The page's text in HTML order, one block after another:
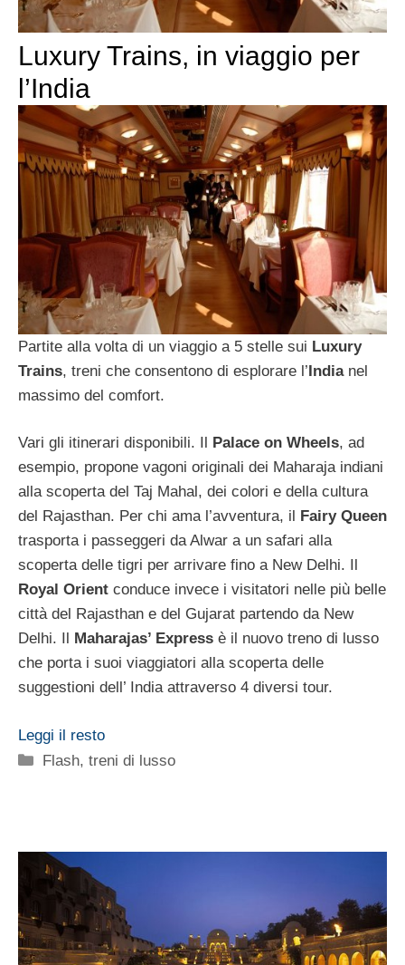
Luxury Trains, in viaggio per
l’India
Partite alla volta di un viaggio a 5 stelle sui Luxury
Trains, treni che consentono di esplorare l’Indianel
massimo del comfort.
Vari gli itinerari disponibili. Il Palace on Wheels, ad
esempio, propone vagoni originali dei Maharaja indiani
alla scoperta del Taj Mahal, dei colori e della cultura
del Rajasthan. Per chi ama l’avventura, il
Fairy Queen
trasporta i passeggeri da Alwar a un safari alla
scoperta delle tigri per arrivare fino a New Delhi. Il
Royal Orient conduce invece i visitatori nelle più belle
città del Rajasthan e del Gujarat partendo da New
Delhi. Il
Maharajas’ Express è il nuovo treno di lusso
che porta i suoi viaggiatori alla scoperta delle
suggestioni dell’ India attraverso 4 diversi tour.
Leggi il resto
Categorie
Flash,treni di lusso